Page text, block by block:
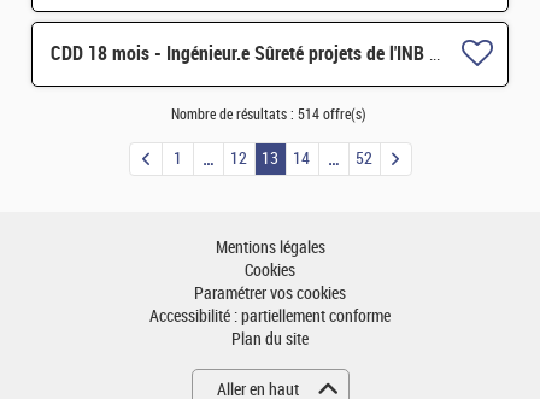
CDD 18 mois - Ingénieur.e Sûreté projets de l'INB 50 H/F
Nombre de résultats : 514 offre(s)
1 12 13 14 52
Mentions légales
Cookies
Paramétrer vos cookies
Accessibilité : partiellement conforme
Plan du site
Aller en haut